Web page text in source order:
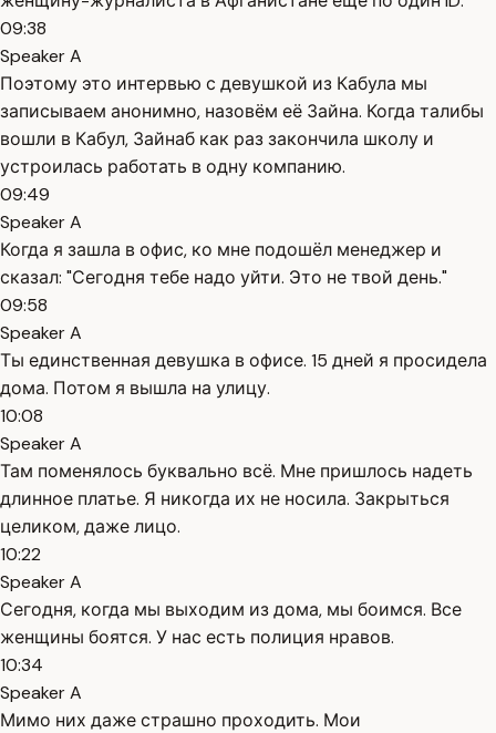
09:38
Speaker A
Поэтому это интервью с девушкой из Кабула мы
записываем анонимно, назовём её Зайна. Когда талибы
вошли в Кабул, Зайнаб как раз закончила школу и
устроилась работать в одну компанию.
09:49
Speaker A
Когда я зашла в офис, ко мне подошёл менеджер и
сказал: "Сегодня тебе надо уйти. Это не твой день."
09:58
Speaker A
Ты единственная девушка в офисе. 15 дней я просидела
дома. Потом я вышла на улицу.
10:08
Speaker A
Там поменялось буквально всё. Мне пришлось надеть
длинное платье. Я никогда их не носила. Закрыться
целиком, даже лицо.
10:22
Speaker A
Сегодня, когда мы выходим из дома, мы боимся. Все
женщины боятся. У нас есть полиция нравов.
10:34
Speaker A
Мимо них даже страшно проходить. Мои